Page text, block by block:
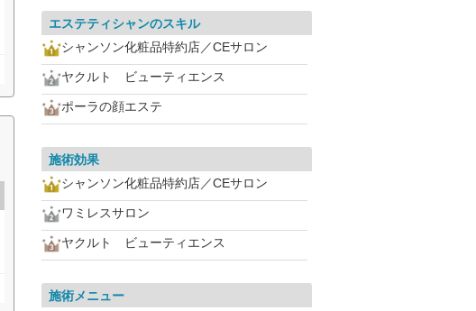
エステティシャンのスキル
シャンソン化粧品特約店／CEサロン
ヤクルト ビューティエンス
ポーラの顔エステ
施術効果
シャンソン化粧品特約店／CEサロン
ワミレスサロン
ヤクルト ビューティエンス
施術メニュー